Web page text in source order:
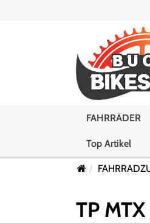
FAHRRÄDER
Top Artikel
TP